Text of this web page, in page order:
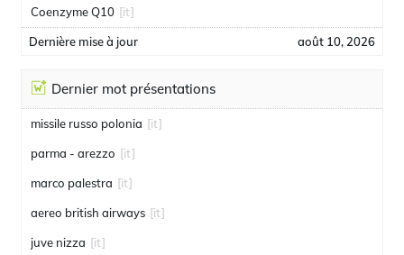
Coenzyme Q10 [it]
Dernière mise à jour août 10, 2026
Dernier mot présentations
missile russo polonia [it]
parma - arezzo [it]
marco palestra [it]
aereo british airways [it]
juve nizza [it]